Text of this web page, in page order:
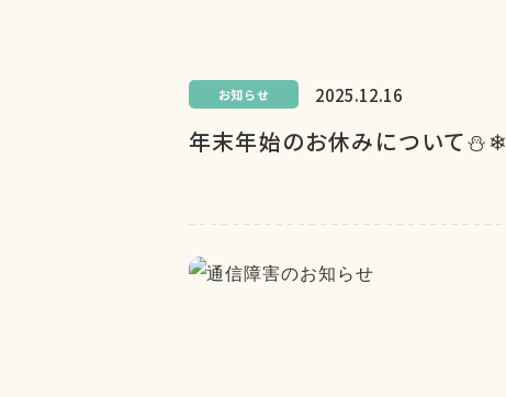
お知らせ 2025.12.16
年末年始のお休みについて⛄❄